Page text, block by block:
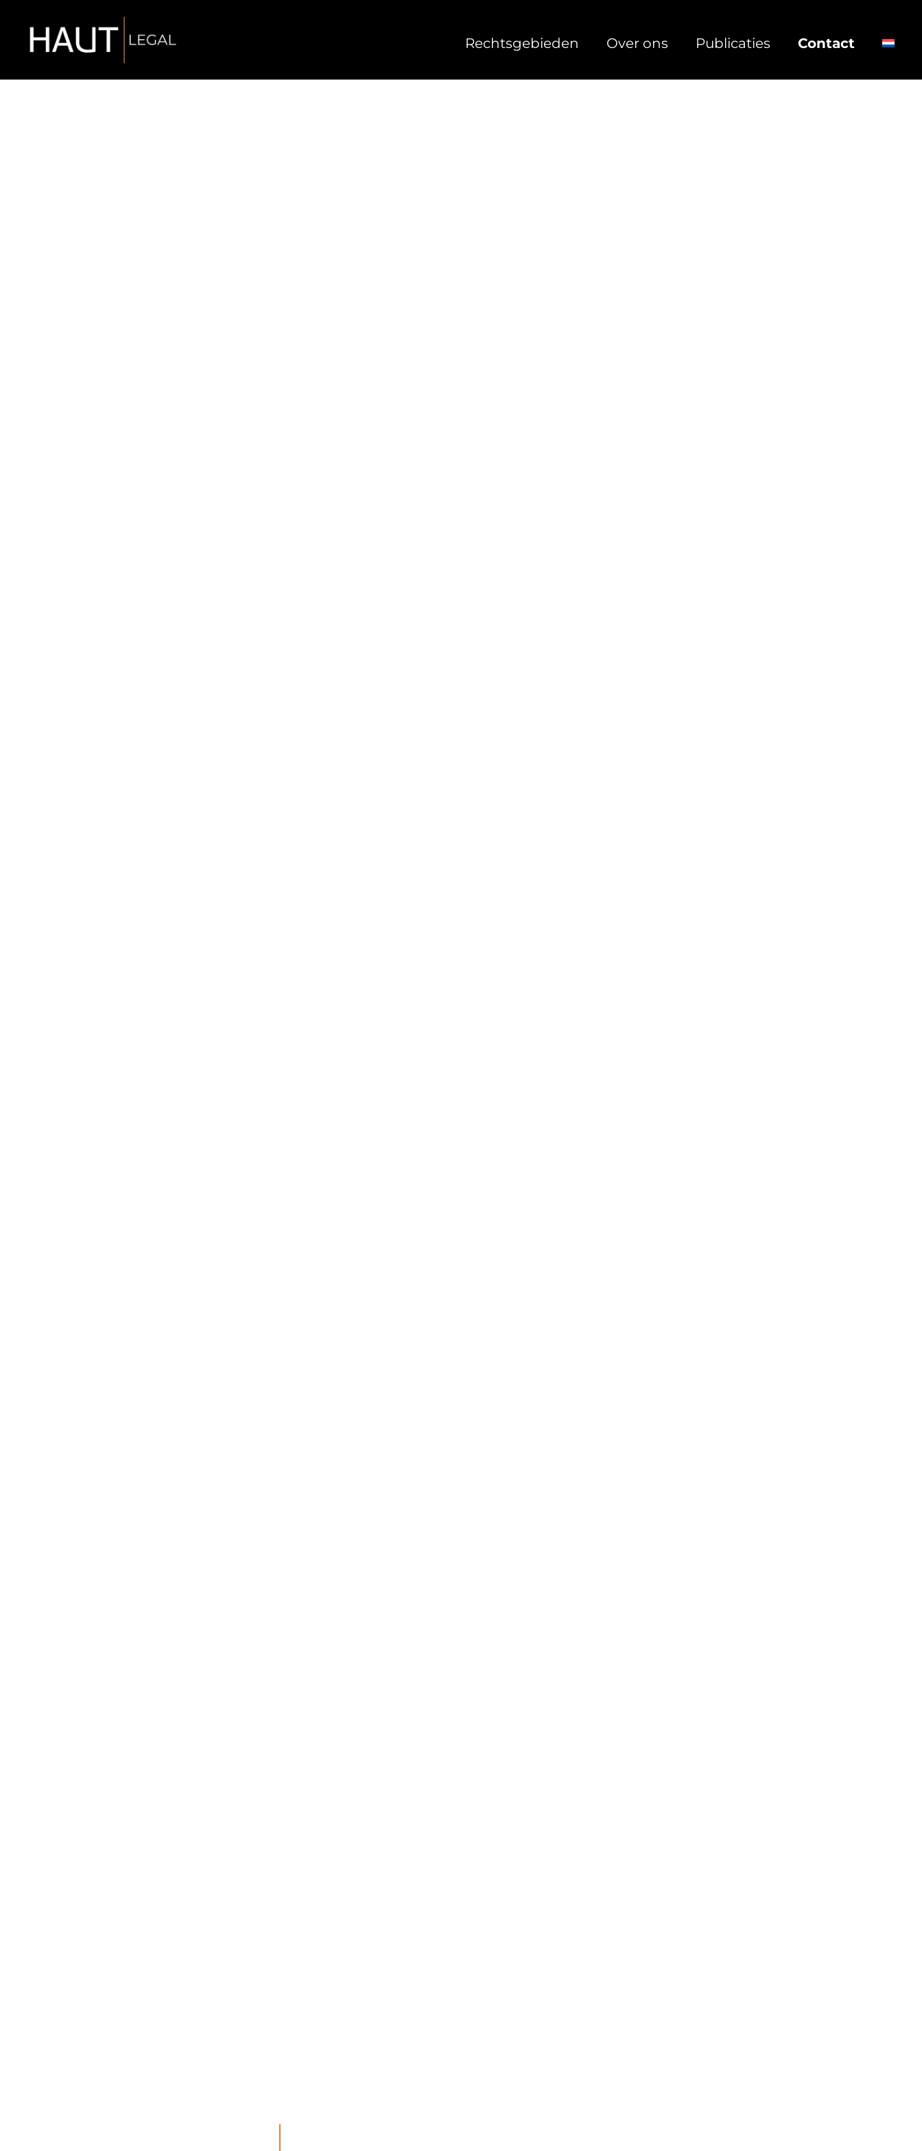
Rechtsgebieden Over ons Publicaties Contact